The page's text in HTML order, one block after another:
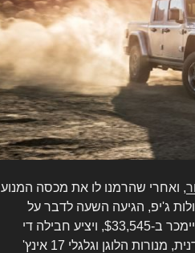
, ואחרי שהרמנו לו את מכסה המנוע
ג'יפ, הגיעה השעה לדבר על
המחיר. גלדיאטור ספורט (הדגם הבסיסי) יימכר ב-$33,545, ויציע חבילה די
בסיסית עם חלונות ידניים, נעילת דלתות ידנית, מנורות הלוגן וגלגלי 17 אינץ'